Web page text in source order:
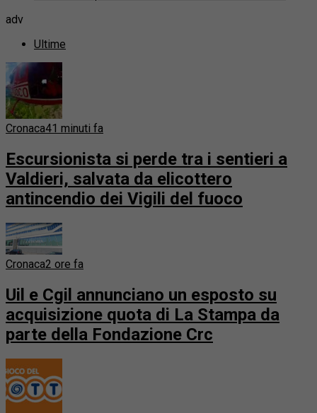
adv
Ultime
Cronaca41 minuti fa
Escursionista si perde tra i sentieri a
Valdieri, salvata da elicottero
antincendio dei Vigili del fuoco
Cronaca2 ore fa
Uil e Cgil annunciano un esposto su
acquisizione quota di La Stampa da
parte della Fondazione Crc